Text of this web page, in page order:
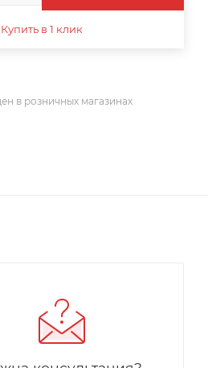
Купить в 1 клик
в розничных магазинах